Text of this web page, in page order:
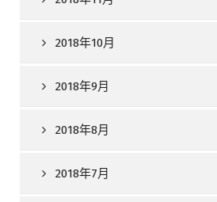
2018年10月
2018年9月
2018年8月
2018年7月